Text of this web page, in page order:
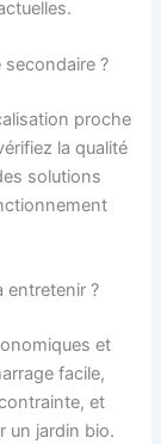
secondaire ?
proche
la qualité
solutions
entretenir ?
et
facile,
et
un jardin bio.